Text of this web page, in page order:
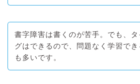
書字障害は書くのが苦手。 でも、タ
グはできるので、問題なく学習でき
も多いです。